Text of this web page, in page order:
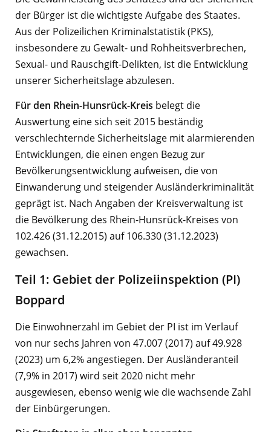
der Bürger ist die wichtigste Aufgabe des Staates.
Aus der Polizeilichen Kriminalstatistik (PKS),
insbesondere zu Gewalt- und Rohheitsverbrechen,
Sexual- und Rauschgift-Delikten, ist die Entwicklung
unserer Sicherheitslage abzulesen.
Für den Rhein-Hunsrück-Kreis belegt die
Auswertung eine sich seit 2015 beständig
verschlechternde Sicherheitslage mit alarmierenden
Entwicklungen, die einen engen Bezug zur
Bevölkerungsentwicklung aufweisen, die von
Einwanderung und steigender Ausländerkriminalität
geprägt ist. Nach Angaben der Kreisverwaltung ist
die Bevölkerung des Rhein-Hunsrück-Kreises von
102.426 (31.12.2015) auf 106.330 (31.12.2023)
gewachsen.
Teil 1: Gebiet der Polizeiinspektion (PI)
Boppard
Die Einwohnerzahl im Gebiet der PI ist im Verlauf
von nur sechs Jahren von 47.007 (2017) auf 49.928
(2023) um 6,2% angestiegen. Der Ausländeranteil
(7,9% in 2017) wird seit 2020 nicht mehr
ausgewiesen, ebenso wenig wie die wachsende Zahl
der Einbürgerungen.